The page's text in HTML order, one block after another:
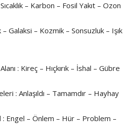
– Karbon – Fosil Yakıt – Ozon
Galaksi – Kozmik – Sonsuzluk – Işık
: Kireç – Hıçkırık – İshal – Gübre
: Anlaşıldı – Tamamdır – Hayhay
: Engel – Önlem – Hür – Problem –